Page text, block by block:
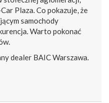
Plaza. Co pokazuje, że
samochody
Warto pokonać
dealer BAIC Warszawa.